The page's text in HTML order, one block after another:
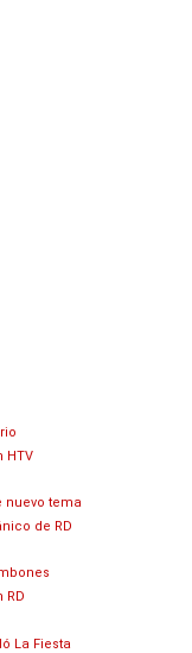
HTV
nuevo tema
de RD
RD
La Fiesta